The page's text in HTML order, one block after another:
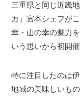
三重県と同じ近畿
カ」宮本シェフが
幸・山の幸の魅力
いう思いから初開催
特に注目したのは
地域の美味しいも